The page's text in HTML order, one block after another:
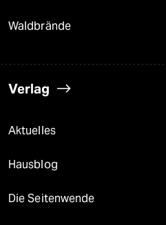
Waldbrände
Verlag
Aktuelles
Hausblog
Die Seitenwende